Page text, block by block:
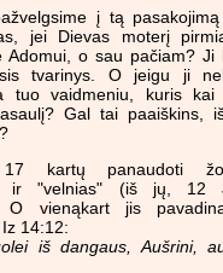
į tą
jei Dievas moterį
Adomui, o sau pačiam? Ji
tvarinys. O jeigu ji
tuo vaidmeniu, kuris kai
Gal tai paaiškins,
17 kartų panaudoti
ir "velnias" (iš jų, 12
O vienąkart jis
14:12:
iš dangaus, Aušrini,